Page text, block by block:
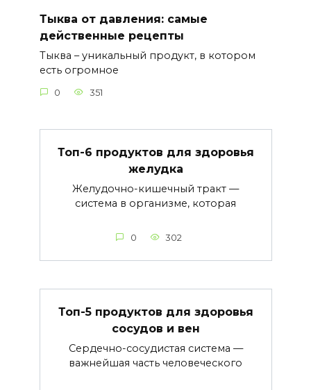
Тыква от давления: самые
действенные рецепты
Тыква – уникальный продукт, в котором
есть огромное
0 351
Топ-6 продуктов для здоровья
желудка
Желудочно-кишечный тракт —
система в организме, которая
0 302
Топ-5 продуктов для здоровья
сосудов и вен
Сердечно-сосудистая система —
важнейшая часть человеческого